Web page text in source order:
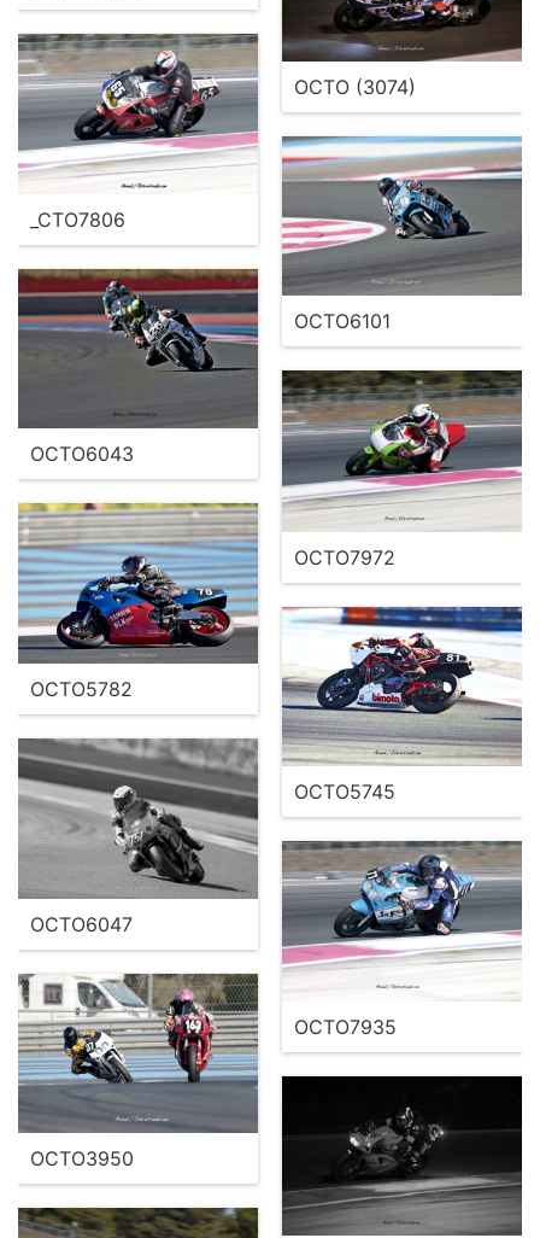
OCTO (3074)
_CTO7806
OCTO6101
OCTO6043
OCTO7972
OCTO5782
OCTO5745
OCTO6047
OCTO7935
OCTO3950